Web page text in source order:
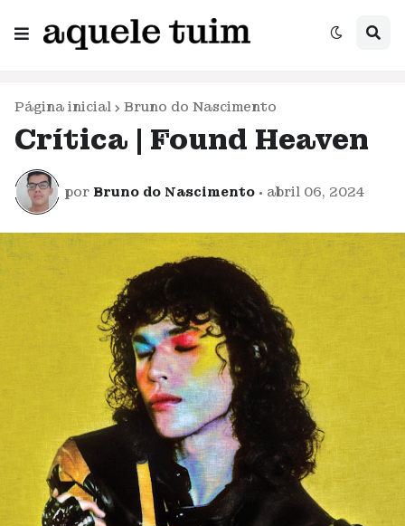
Página inicial Bruno do Nascimento
Crítica | Found Heaven
por Bruno do Nascimento • abril 06, 2024